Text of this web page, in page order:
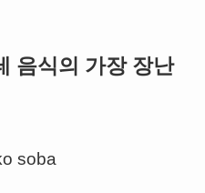
음식의 가장 장난